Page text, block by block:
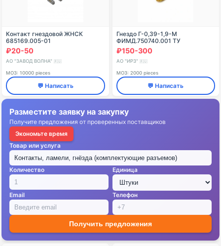
Контакт гнездовой ЖНСК
685169.005-01
₽20-50
АО "ЗАВОД ВОЛНА" 🇷🇺
МОЗ: 10000 pieces
💬 Написать
Гнездо Г-0,39-1,9-М
ФИМД.750740.001 ТУ
₽150-300
АО "ИРЗ" 🇷🇺
МОЗ: 2000 pieces
💬 Написать
Разместите заявку на закупку
Получите предложения от проверенных поставщиков
Экономьте время
Товар или услуга
Количество Единица
Email Телефон
Получить предложения